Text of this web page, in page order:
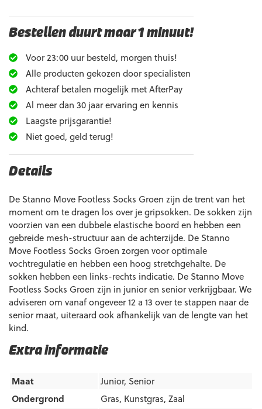
Bestellen duurt maar 1 minuut!
Voor 23:00 uur besteld, morgen thuis!
Alle producten gekozen door specialisten
Achteraf betalen mogelijk met AfterPay
Al meer dan 30 jaar ervaring en kennis
Laagste prijsgarantie!
Niet goed, geld terug!
Extra informatie
Maat
Junior, Senior
Ondergrond
Gras, Kunstgras, Zaal
Details
De Stanno Move Footless Socks Groen zijn de trent van het
moment om te dragen los over je gripsokken. De sokken zijn
voorzien van een dubbele elastische boord en hebben een
gebreide mesh-structuur aan de achterzijde. De Stanno
Move Footless Socks Groen zorgen voor optimale
vochtregulatie en hebben een hoog stretchgehalte. De
sokken hebben een links-rechts indicatie. De Stanno Move
Footless Socks Groen zijn in junior en senior verkrijgbaar. We
adviseren om vanaf ongeveer 12 a 13 over te stappen naar de
senior maat, uiteraard ook afhankelijk van de lengte van het
kind.